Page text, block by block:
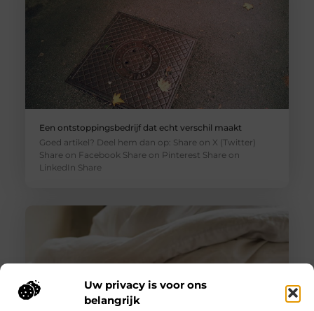
Uw privacy is voor ons
belangrijk
Een ontstoppingsbedrijf dat echt verschil maakt
Goed artikel? Deel hem dan op: Share on X (Twitter)
Share on Facebook Share on Pinterest Share on
LinkedIn Share